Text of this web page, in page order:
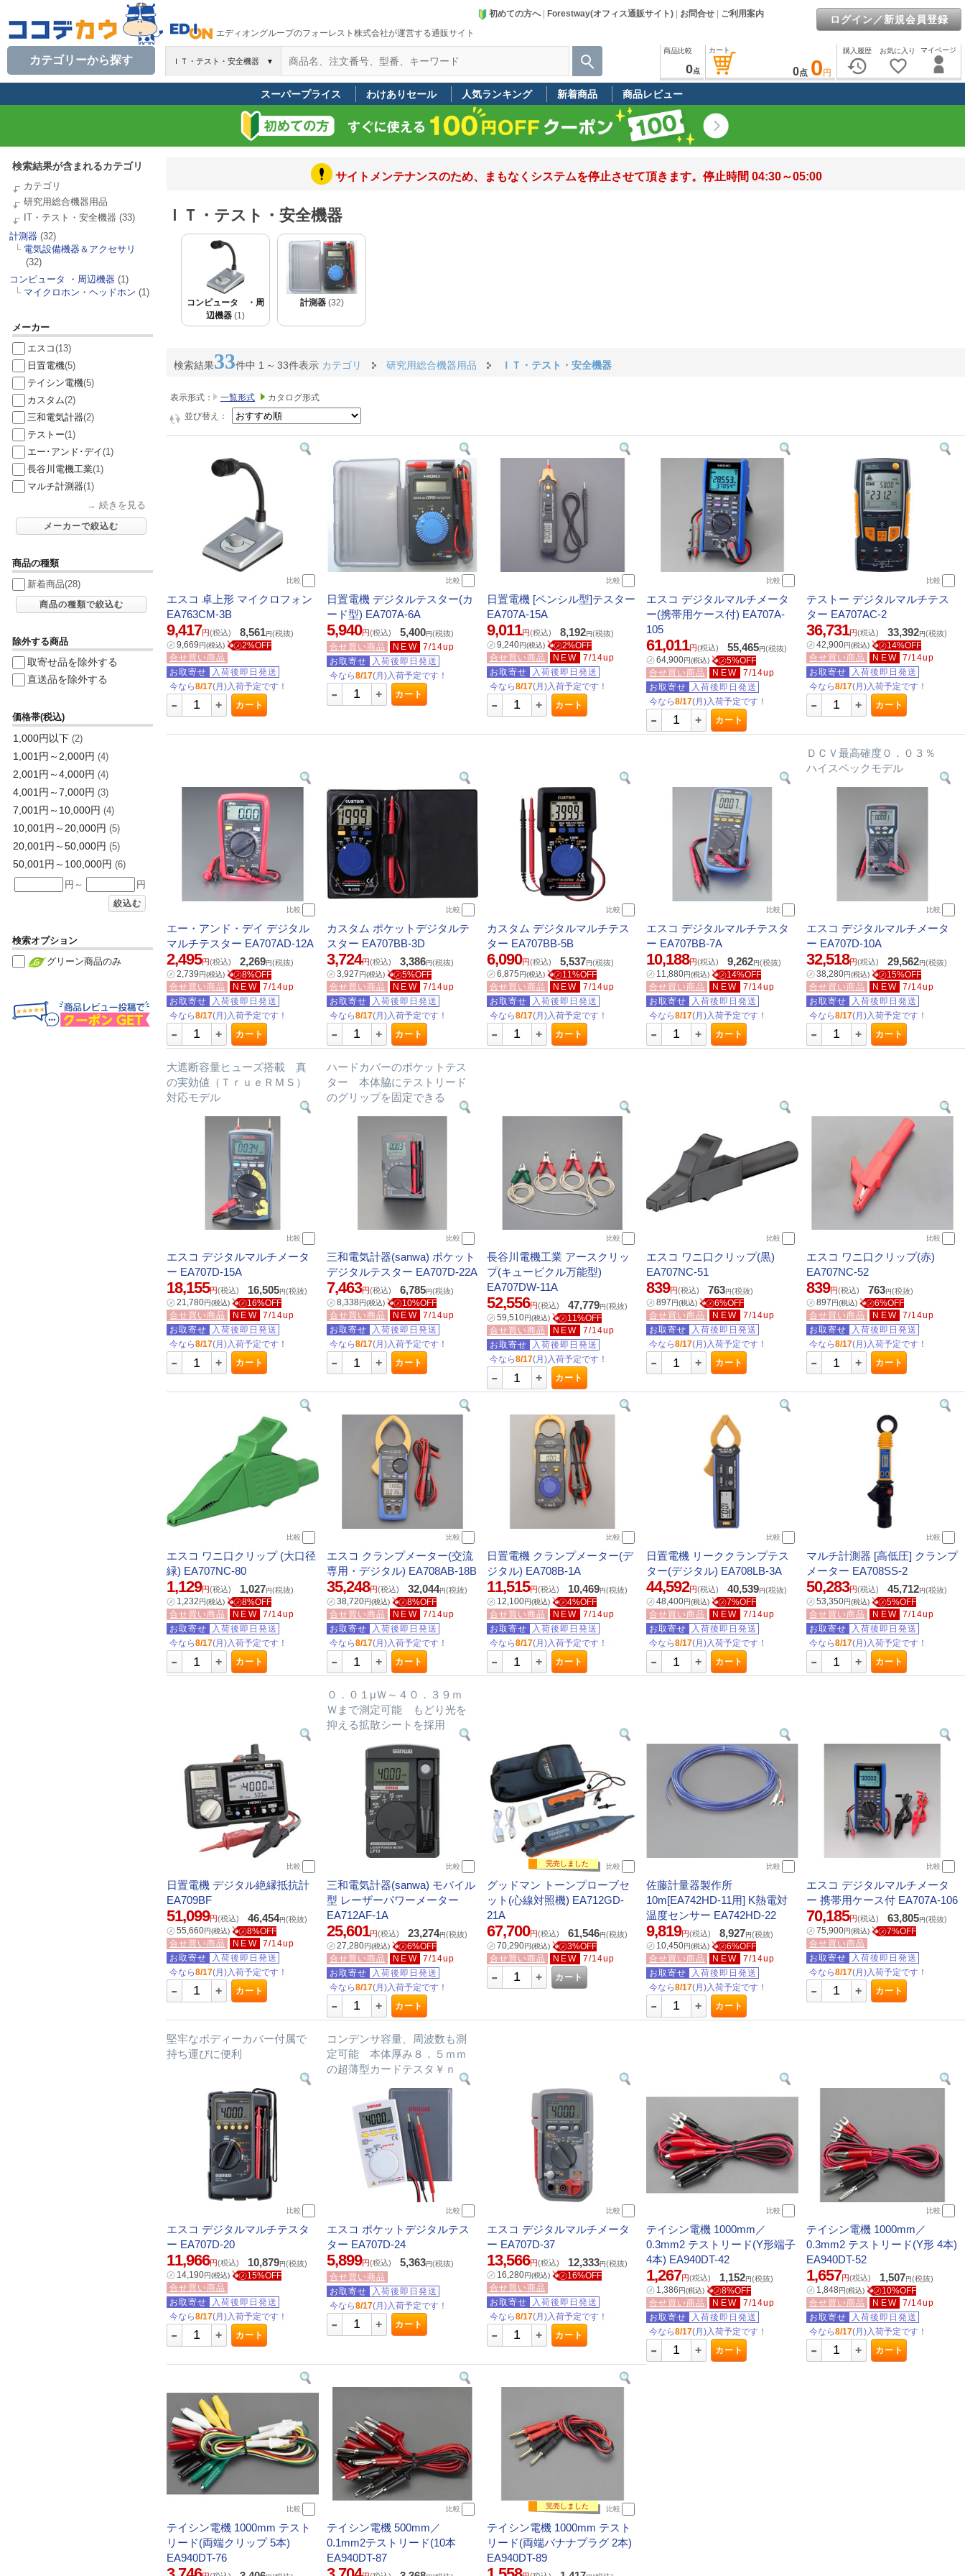
エディオングループのフォーレスト株式会社が運営する通販サイト
初めての方へ| Forestway(オフィス通販サイト) お問合せ ご利用案内 ログイン／新規会員登録
ＩＴ・テスト・安全機器 ▼
カテゴリーから探す
マイページ
お気に入り
favorite_border
購入履歴
history
カート
0点 0 円
商品比較
0点
スーパープライス わけありセール 人気ランキング 新着商品 商品レビュー
検索結果が含まれるカテゴリ
カテゴリ
研究用総合機器用品
IT・テスト・安全機器 (33)
計測器 (32)
└ 電気設備機器＆アクセサリ
(32)
コンピュータ ・周辺機器 (1)
└ マイクロホン・ヘッドホン (1)
メーカー
エスコ(13)
日置電機(5)
テイシン電機(5)
カスタム(2)
三和電気計器(2)
テストー(1)
エー･アンド･デイ(1)
長谷川電機工業(1)
マルチ計測器(1)
→ 続きを見る
メーカーで絞込む
商品の種類
新着商品(28)
商品の種類で絞込む
除外する商品
取寄せ品を除外する
直送品を除外する
価格帯(税込)
1,000円以下 (2)
1,001円～2,000円 (4)
2,001円～4,000円 (4)
4,001円～7,000円 (3)
7,001円～10,000円 (4)
10,001円～20,000円 (5)
20,001円～50,000円 (5)
50,001円～100,000円 (6)
円～
円
絞込む
検索オプション
グリーン商品のみ
サイトメンテナンスのため、まもなくシステムを停止させて頂きます。停止時間 04:30～05:00
ＩＴ・テスト・安全機器
コンピュータ ・周
辺機器 (1)
計測器(32)
検索結果33件中 1 ～ 33件表示 カテゴリ 研究用総合機器用品 ＩＴ・テスト・安全機器
表示形式： 一覧形式
カタログ形式
並び替え：
比較
エスコ 卓上形 マイクロフォン
EA763CM-3B
9,417円(税込) 8,561円(税抜)
㋱9,669円(税込) ㋱2%OFF
合せ買い商品
お取寄せ
入荷後即日発送
今なら8/17(月)入荷予定です！
- + カート
比較
日置電機 デジタルテスター(カ
ード型) EA707A-6A
5,940円(税込) 5,400円(税抜)
合せ買い商品 NEW 7/14up
お取寄せ
入荷後即日発送
今なら8/17(月)入荷予定です！
- + カート
比較
日置電機 [ペンシル型]テスター
EA707A-15A
9,011円(税込) 8,192円(税抜)
㋱9,240円(税込) ㋱2%OFF
合せ買い商品
NEW
7/14up
お取寄せ
入荷後即日発送
今なら8/17(月)入荷予定です！
- + カート
比較
エスコ デジタルマルチメータ
ー(携帯用ケース付) EA707A-
105
61,011円(税込) 55,465円(税抜)
㋱64,900円(税込) ㋱5%OFF
合せ買い商品
NEW
7/14up
お取寄せ
入荷後即日発送
今なら8/17(月)入荷予定です！
- + カート
比較
テストー デジタルマルチテス
ター EA707AC-2
36,731円(税込) 33,392円(税抜)
㋱42,900円(税込) ㋱14%OFF
合せ買い商品
NEW 7/14up
お取寄せ
入荷後即日発送
今なら8/17(月)入荷予定です！
- + カート
比較
エー・アンド・デイ デジタル
マルチテスター EA707AD-12A
2,495円(税込) 2,269円(税抜)
㋱2,739円(税込) ㋱8%OFF
合せ買い商品
NEW 7/14up
お取寄せ
入荷後即日発送
今なら8/17(月)入荷予定です！
- + カート
比較
カスタム ポケットデジタルテ
スター EA707BB-3D
3,724円(税込) 3,386円(税抜)
㋱3,927円(税込) ㋱5%OFF
合せ買い商品
NEW 7/14up
お取寄せ
入荷後即日発送
今なら8/17(月)入荷予定です！
- + カート
比較
カスタム デジタルマルチテス
ター EA707BB-5B
6,090円(税込) 5,537円(税抜)
㋱6,875円(税込) ㋱11%OFF
合せ買い商品
NEW
7/14up
お取寄せ
入荷後即日発送
今なら8/17(月)入荷予定です！
- + カート
比較
エスコ デジタルマルチテスタ
ー EA707BB-7A
10,188円(税込) 9,262円(税抜)
㋱ 11,880円(税込) ㋱14%OFF
合せ買い商品
NEW
7/14up
お取寄せ
入荷後即日発送
今なら8/17(月)入荷予定です！
- + カート
ＤＣＶ最高確度０．０３％
ハイスペックモデル
比較
エスコ デジタルマルチメータ
ー EA707D-10A
32,518円(税込) 29,562円(税抜)
㋱38,280円(税込) ㋱15%OFF
合せ買い商品
NEW 7/14up
お取寄せ
入荷後即日発送
今なら8/17(月)入荷予定です！
- + カート
大遮断容量ヒューズ搭載 真
の実効値（ＴｒｕｅＲＭＳ）
対応モデル
比較
エスコ デジタルマルチメータ
ー EA707D-15A
18,155円(税込) 16,505円(税抜)
㋱21,780円(税込) ㋱16%OFF
合せ買い商品
NEW 7/14up
お取寄せ
入荷後即日発送
今なら8/17(月)入荷予定です！
- + カート
ハードカバーのポケットテス
ター 本体脇にテストリード
のグリップを固定できる
比較
三和電気計器(sanwa) ポケット
デジタルテスター EA707D-22A
7,463円(税込) 6,785円(税抜)
㋱8,338円(税込) ㋱10%OFF
合せ買い商品
NEW 7/14up
お取寄せ
入荷後即日発送
今なら8/17(月)入荷予定です！
- + カート
比較
長谷川電機工業 アースクリッ
プ(キュービクル万能型)
EA707DW-11A
52,556円(税込) 47,779円(税抜)
㋱59,510円(税込) ㋱11%OFF
合せ買い商品
NEW
7/14up
お取寄せ
入荷後即日発送
今なら8/17(月)入荷予定です！
- + カート
比較
エスコ ワニ口クリップ(黒)
EA707NC-51
839円(税込) 763円(税抜)
㋱897円(税込) ㋱6%OFF
合せ買い商品
NEW
7/14up
お取寄せ
入荷後即日発送
今なら8/17(月)入荷予定です！
- + カート
比較
エスコ ワニ口クリップ(赤)
EA707NC-52
839円(税込) 763円(税抜)
㋱897円(税込) ㋱6%OFF
合せ買い商品
NEW 7/14up
お取寄せ
入荷後即日発送
今なら8/17(月)入荷予定です！
- + カート
比較
エスコ ワニ口クリップ (大口径
緑) EA707NC-80
1,129円(税込) 1,027円(税抜)
㋱ 1,232円(税込) ㋱8%OFF
合せ買い商品
NEW 7/14up
お取寄せ
入荷後即日発送
今なら8/17(月)入荷予定です！
- + カート
比較
エスコ クランプメーター(交流
専用・デジタル) EA708AB-18B
35,248円(税込) 32,044円(税抜)
㋱38,720円(税込) ㋱8%OFF
合せ買い商品
NEW 7/14up
お取寄せ
入荷後即日発送
今なら8/17(月)入荷予定です！
- + カート
比較
日置電機 クランプメーター(デ
ジタル) EA708B-1A
11,515円(税込) 10,469円(税抜)
㋱ 12,100円(税込) ㋱4%OFF
合せ買い商品
NEW
7/14up
お取寄せ
入荷後即日発送
今なら8/17(月)入荷予定です！
- + カート
比較
日置電機 リーククランプテス
ター(デジタル) EA708LB-3A
44,592円(税込) 40,539円(税抜)
㋱48,400円(税込) ㋱7%OFF
合せ買い商品
NEW
7/14up
お取寄せ
入荷後即日発送
今なら8/17(月)入荷予定です！
- + カート
比較
マルチ計測器 [高低圧] クランプ
メーター EA708SS-2
50,283円(税込) 45,712円(税抜)
㋱53,350円(税込) ㋱5%OFF
合せ買い商品
NEW 7/14up
お取寄せ
入荷後即日発送
今なら8/17(月)入荷予定です！
- + カート
比較
日置電機 デジタル絶縁抵抗計
EA709BF
51,099円(税込) 46,454円(税抜)
㋱55,660円(税込) ㋱8%OFF
合せ買い商品
NEW 7/14up
お取寄せ
入荷後即日発送
今なら8/17(月)入荷予定です！
- + カート
０．０１μＷ～４０．３９ｍ
Ｗまで測定可能 もどり光を
抑える拡散シートを採用
比較
三和電気計器(sanwa) モバイル
型 レーザーパワーメーター
EA712AF-1A
25,601円(税込) 23,274円(税抜)
㋱27,280円(税込) ㋱6%OFF
合せ買い商品
NEW 7/14up
お取寄せ
入荷後即日発送
今なら8/17(月)入荷予定です！
- + カート
完売しました 比較
グッドマン トーンプローブセ
ット(心線対照機) EA712GD-
21A
67,700円(税込) 61,546円(税抜)
㋱70,290円(税込) ㋱3%OFF
合せ買い商品
NEW 7/14up
- + カート
比較
佐藤計量器製作所
10m[EA742HD-11用] K熱電対
温度センサー EA742HD-22
9,819円(税込) 8,927円(税抜)
㋱ 10,450円(税込) ㋱6%OFF
合せ買い商品
NEW
7/14up
お取寄せ
入荷後即日発送
今なら8/17(月)入荷予定です！
- + カート
比較
エスコ デジタルマルチメータ
ー 携帯用ケース付 EA707A-106
70,185円(税込) 63,805円(税抜)
㋱75,900円(税込) ㋱7%OFF
合せ買い商品
お取寄せ
入荷後即日発送
今なら8/17(月)入荷予定です！
- + カート
堅牢なボディーカバー付属で
持ち運びに便利
比較
エスコ デジタルマルチテスタ
ー EA707D-20
11,966円(税込) 10,879円(税抜)
㋱ 14,190円(税込) ㋱15%OFF
合せ買い商品
お取寄せ
入荷後即日発送
今なら8/17(月)入荷予定です！
- + カート
コンデンサ容量、周波数も測
定可能 本体厚み８．５ｍｍ
の超薄型カードテスタ￥ｎ
比較
エスコ ポケットデジタルテス
ター EA707D-24
5,899円(税込) 5,363円(税抜)
合せ買い商品
お取寄せ
入荷後即日発送
今なら8/17(月)入荷予定です！
- + カート
比較
エスコ デジタルマルチメータ
ー EA707D-37
13,566円(税込) 12,333円(税抜)
㋱ 16,280円(税込) ㋱16%OFF
合せ買い商品
お取寄せ
入荷後即日発送
今なら8/17(月)入荷予定です！
- + カート
比較
テイシン電機 1000mm／
0.3mm2 テストリード(Y形端子
4本) EA940DT-42
1,267円(税込) 1,152円(税抜)
㋱ 1,386円(税込) ㋱8%OFF
合せ買い商品
NEW
7/14up
お取寄せ
入荷後即日発送
今なら8/17(月)入荷予定です！
- + カート
比較
テイシン電機 1000mm／
0.3mm2 テストリード(Y形 4本)
EA940DT-52
1,657円(税込) 1,507円(税抜)
㋱ 1,848円(税込) ㋱10%OFF
合せ買い商品
NEW 7/14up
お取寄せ
入荷後即日発送
今なら8/17(月)入荷予定です！
- + カート
比較
テイシン電機 1000mm テスト
リード(両端クリップ 5本)
EA940DT-76
比較
テイシン電機 500mm／
0.1mm2テストリード(10本
EA940DT-87
完売しました 比較
テイシン電機 1000mm テスト
リード(両端バナナプラグ 2本)
EA940DT-89